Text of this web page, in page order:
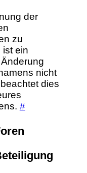
der
zu
ist ein
nicht
dies
#